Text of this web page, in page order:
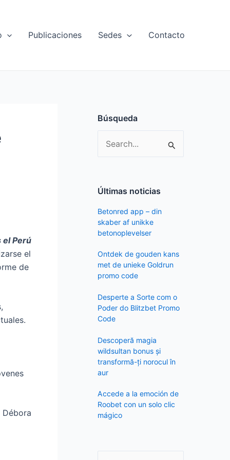
Publicaciones Sedes Contacto
el Perú
el
de
Búsqueda
r
f
:
Últimas noticias
Betonred app – din
skaber af unikke
betonoplevelser
Ontdek de gouden kans
met de unieke Goldrun
promo code
Desperte a Sorte com o
Poder do Blitzbet Promo
Code
Descoperă magia
wildsultan bonus și
transformă-ți norocul în
aur
Accede a la emoción de
Roobet con un solo clic
mágico